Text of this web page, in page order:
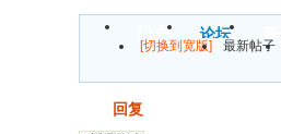
门户 论坛
[切换到宽版] 最新帖子
回复